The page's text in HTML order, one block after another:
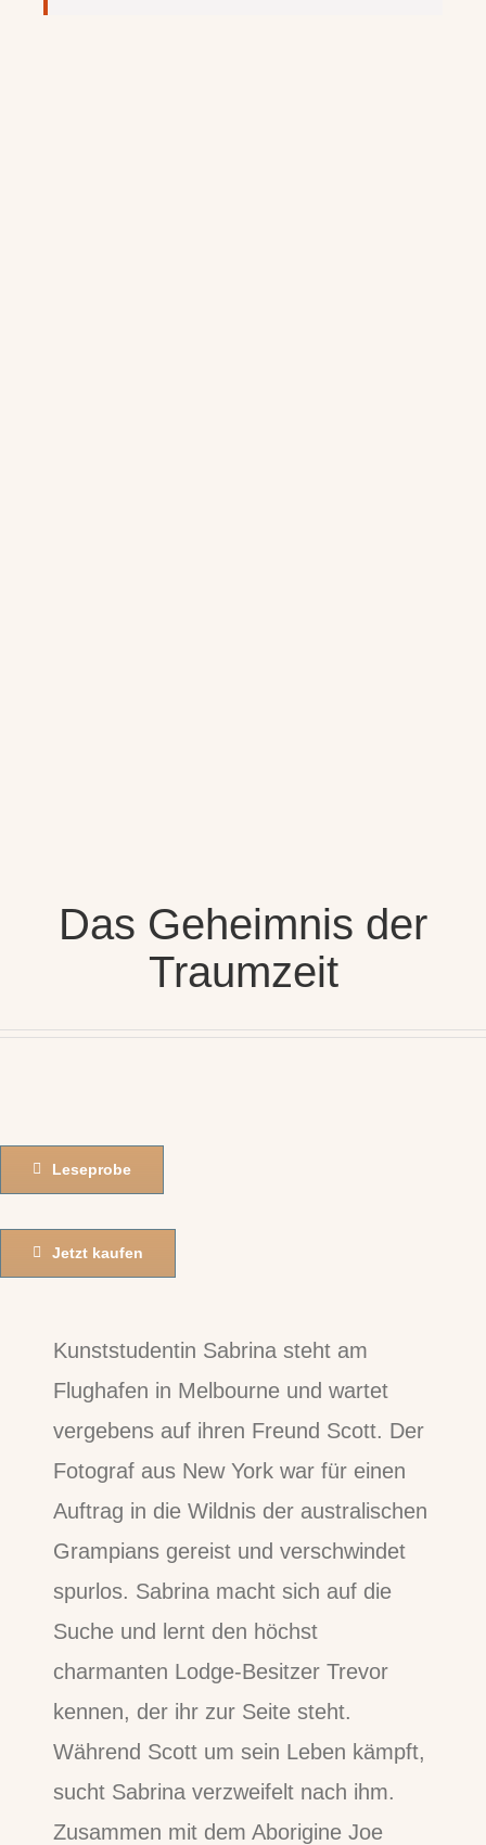
Das Geheimnis der
Traumzeit
Leseprobe
Jetzt kaufen
Kunststudentin Sabrina steht am
Flughafen in Melbourne und wartet
vergebens auf ihren Freund Scott. Der
Fotograf aus New York war für einen
Auftrag in die Wildnis der australischen
Grampians gereist und verschwindet
spurlos. Sabrina macht sich auf die
Suche und lernt den höchst
charmanten Lodge-Besitzer Trevor
kennen, der ihr zur Seite steht.
Während Scott um sein Leben kämpft,
sucht Sabrina verzweifelt nach ihm.
Zusammen mit dem Aborigine Joe